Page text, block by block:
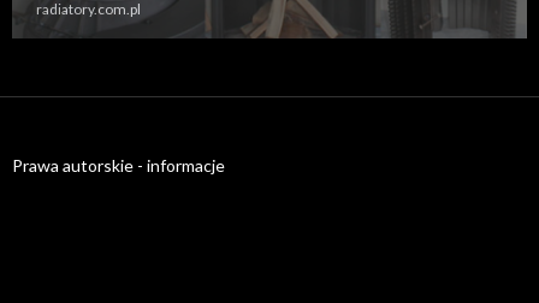
radiatory.com.pl
Prawa autorskie - informacje